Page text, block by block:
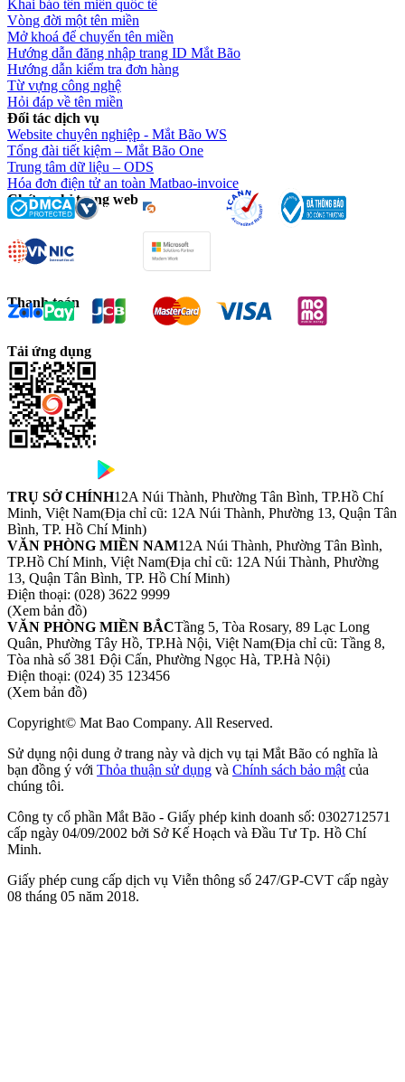
Khai báo tên miền quốc tế
Vòng đời một tên miền
Mở khoá để chuyển tên miền
Hướng dẫn đăng nhập trang ID Mắt Bão
Hướng dẫn kiểm tra đơn hàng
Từ vựng công nghệ
Hỏi đáp về tên miền
Đối tác dịch vụ
Website chuyên nghiệp - Mắt Bão WS
Tổng đài tiết kiệm – Mắt Bão One
Trung tâm dữ liệu – ODS
Hóa đơn điện tử an toàn Matbao-invoice
Chứng chỉ trang web
Thanh toán
Tải ứng dụng
TRỤ SỞ CHÍNH12A Núi Thành, Phường Tân Bình, TP.Hồ Chí
Minh, Việt Nam(Địa chỉ cũ: 12A Núi Thành, Phường 13, Quận Tân
Bình, TP. Hồ Chí Minh)
VĂN PHÒNG MIỀN NAM12A Núi Thành, Phường Tân Bình,
TP.Hồ Chí Minh, Việt Nam(Địa chỉ cũ: 12A Núi Thành, Phường
13, Quận Tân Bình, TP. Hồ Chí Minh)
Điện thoại: (028) 3622 9999
(Xem bản đồ)
VĂN PHÒNG MIỀN BẮCTầng 5, Tòa Rosary, 89 Lạc Long
Quân, Phường Tây Hồ, TP.Hà Nội, Việt Nam(Địa chỉ cũ: Tầng 8,
Tòa nhà số 381 Đội Cấn, Phường Ngọc Hà, TP.Hà Nội)
Điện thoại: (024) 35 123456
(Xem bản đồ)
Copyright© Mat Bao Company. All Reserved.
Sử dụng nội dung ở trang này và dịch vụ tại Mắt Bão có nghĩa là
bạn đồng ý với Thỏa thuận sử dụng và Chính sách bảo mật của
chúng tôi.
Công ty cổ phần Mắt Bão - Giấy phép kinh doanh số: 0302712571
cấp ngày 04/09/2002 bởi Sở Kế Hoạch và Đầu Tư Tp. Hồ Chí
Minh.
Giấy phép cung cấp dịch vụ Viễn thông số 247/GP-CVT cấp ngày
08 tháng 05 năm 2018.